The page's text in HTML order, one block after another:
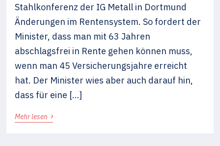
Stahlkonferenz der IG Metall in Dortmund
Änderungen im Rentensystem. So fordert der
Minister, dass man mit 63 Jahren
abschlagsfrei in Rente gehen können muss,
wenn man 45 Versicherungsjahre erreicht
hat. Der Minister wies aber auch darauf hin,
dass für eine […]
Mehr lesen ›